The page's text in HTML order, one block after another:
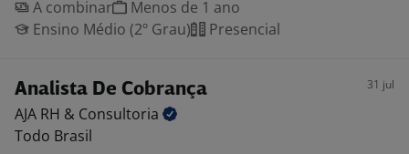
A combinar
Menos de 1 ano
Ensino Médio (2º Grau)
Presencial
Analista De Cobrança 31 jul
AJA RH & Consultoria
Todo Brasil